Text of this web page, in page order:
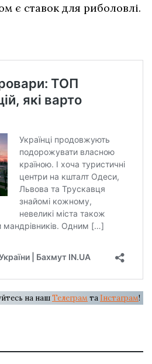
є ставок для риболовлі.
на нашТелеграм та Інстаграм!